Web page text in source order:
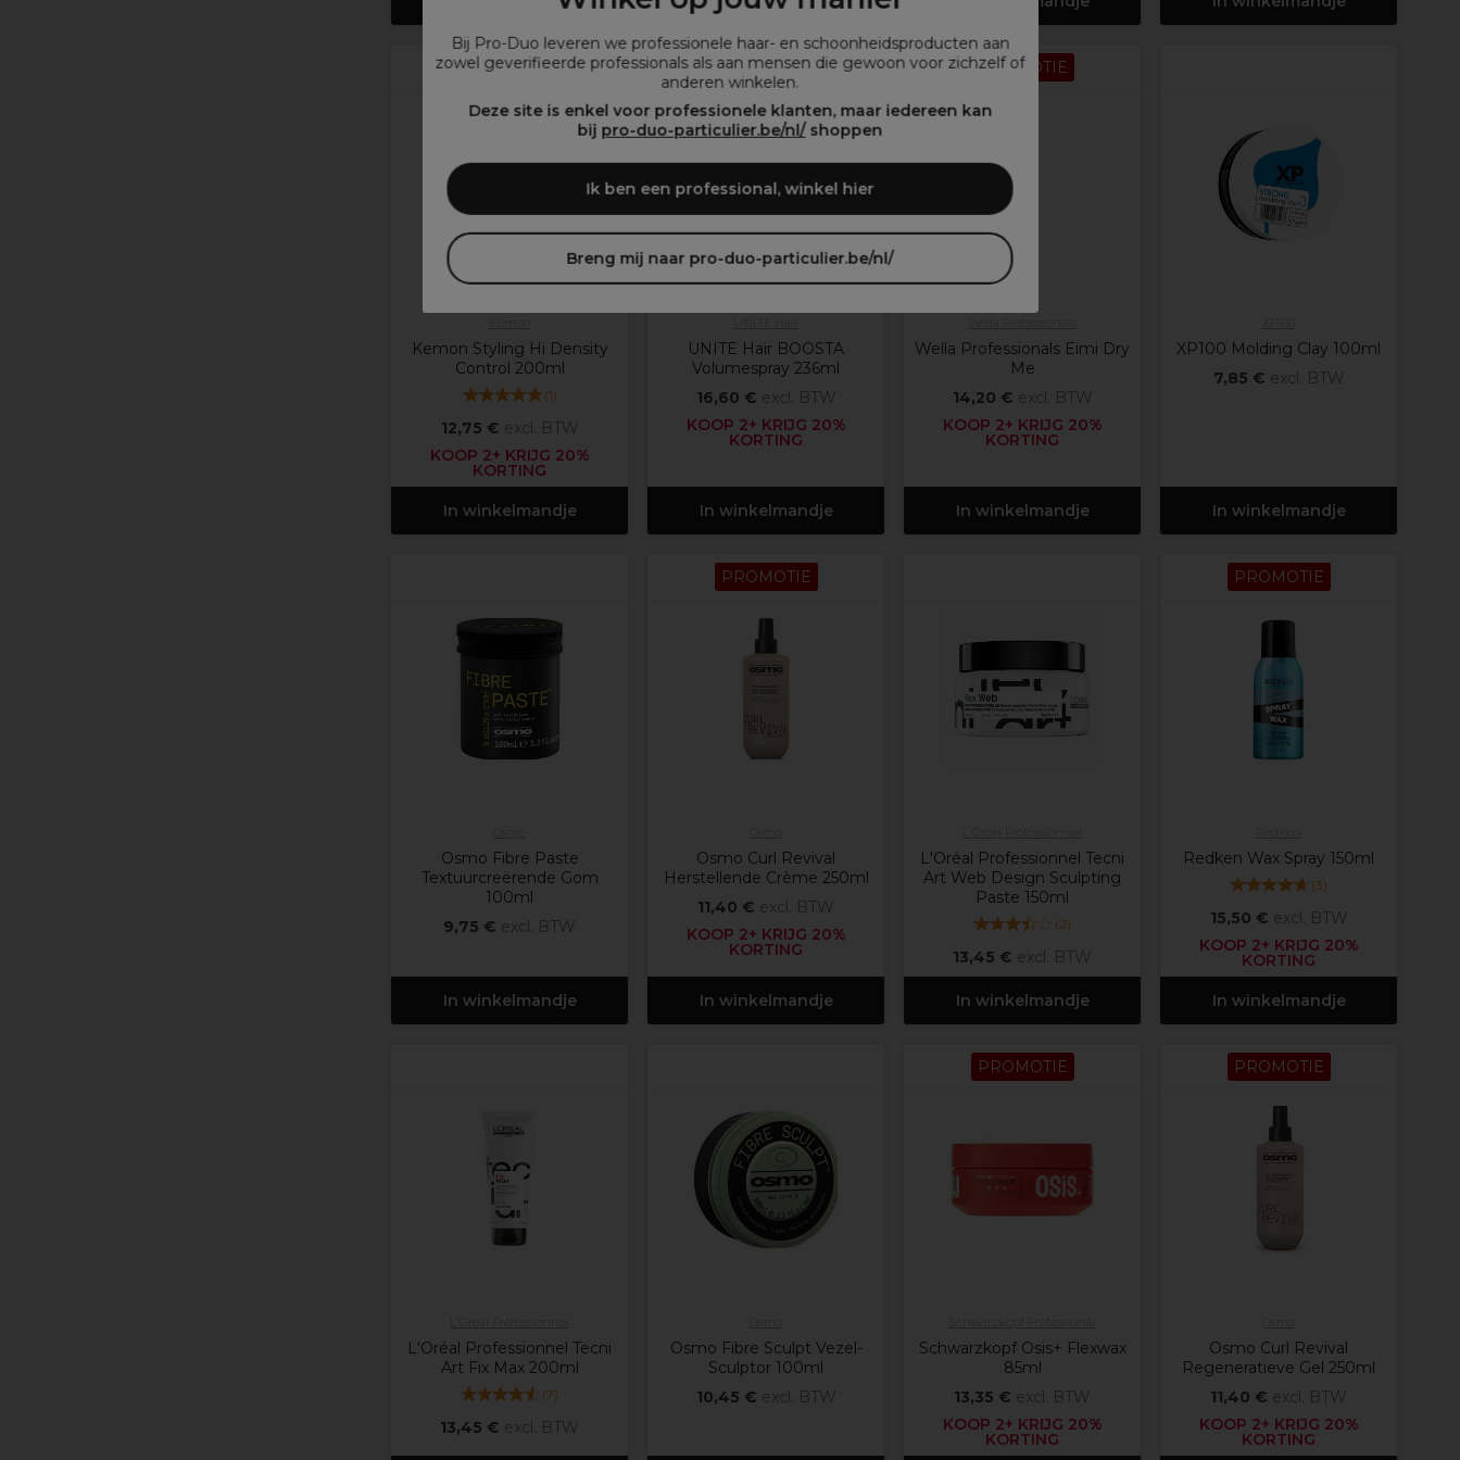
Bij Pro-Duo leveren we professionele haar- en schoonheidsproducten aan
zowel geverifieerde professionals als aan mensen die gewoon voor zichzelf of
anderen winkelen.
Deze site is enkel voor professionele klanten, maar iedereen kan
bij pro-duo-particulier.be/nl/shoppen
Ik ben een professional, winkel hier
Breng mij naar pro-duo-particulier.be/nl/
PROMOTIE
Kemon Styling Hi Density
Control 200ml
(1)
12,75 € excl. BTW
KOOP 2+ KRIJG 20%
KORTING
In winkelmandje
PROMOTIE
UNITE Hair BOOSTA
Volumespray 236ml
16,60 € excl. BTW
KOOP 2+ KRIJG 20%
KORTING
In winkelmandje
PROMOTIE
Wella Professionals Eimi Dry
Me
14,20 € excl. BTW
KOOP 2+ KRIJG 20%
KORTING
In winkelmandje
XP100 Molding Clay 100ml
7,85 € excl. BTW
In winkelmandje
Osmo Fibre Paste
Textuurcreërende Gom
100ml
9,75 € excl. BTW
In winkelmandje
PROMOTIE
Osmo Curl Revival
Herstellende Crème 250ml
11,40 € excl. BTW
KOOP 2+ KRIJG 20%
KORTING
In winkelmandje
L'Oréal Professionnel Tecni
Art Web Design Sculpting
Paste 150ml
(2)
13,45 € excl. BTW
In winkelmandje
PROMOTIE
Redken Wax Spray 150ml
(3)
15,50 € excl. BTW
KOOP 2+ KRIJG 20%
KORTING
In winkelmandje
L'Oréal Professionnel Tecni
Art Fix Max 200ml
(7)
13,45 € excl. BTW
Osmo Fibre Sculpt Vezel-
Sculptor 100ml
10,45 € excl. BTW
PROMOTIE
Schwarzkopf Osis+ Flexwax
85ml
13,35 € excl. BTW
KOOP 2+ KRIJG 20%
KORTING
PROMOTIE
Osmo Curl Revival
Regeneratieve Gel 250ml
11,40 € excl. BTW
KOOP 2+ KRIJG 20%
KORTING